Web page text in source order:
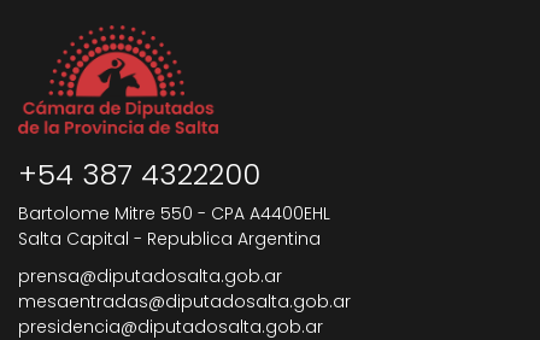
+54 387 4322200
Bartolome Mitre 550 - CPA A4400EHL
Salta Capital - Republica Argentina
prensa@diputadosalta.gob.ar
mesaentradas@diputadosalta.gob.ar
presidencia@diputadosalta.gob.ar